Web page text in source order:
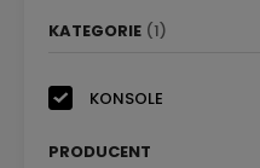
KATEGORIE (1)
KONSOLE
PRODUCENT